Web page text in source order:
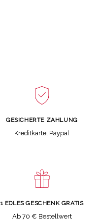
GESICHERTE ZAHLUNG
Kreditkarte, Paypal
1 EDLES GESCHENK GRATIS
Ab 70 € Bestellwert